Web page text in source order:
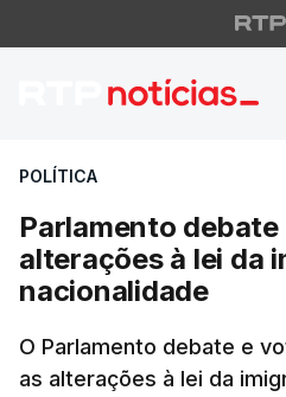
POLÍTICA
Parlamento debate
alterações à lei da
nacionalidade
O Parlamento debate e
as alterações à lei da